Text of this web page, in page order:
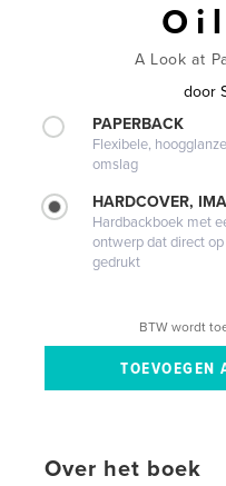
O i
A Look at
door
PAPERBACK
Flexibele,
omslag
HARDCOVER,
Hardbackboek met
ontwerp dat direct
gedrukt
BTW wordt
Over het boek